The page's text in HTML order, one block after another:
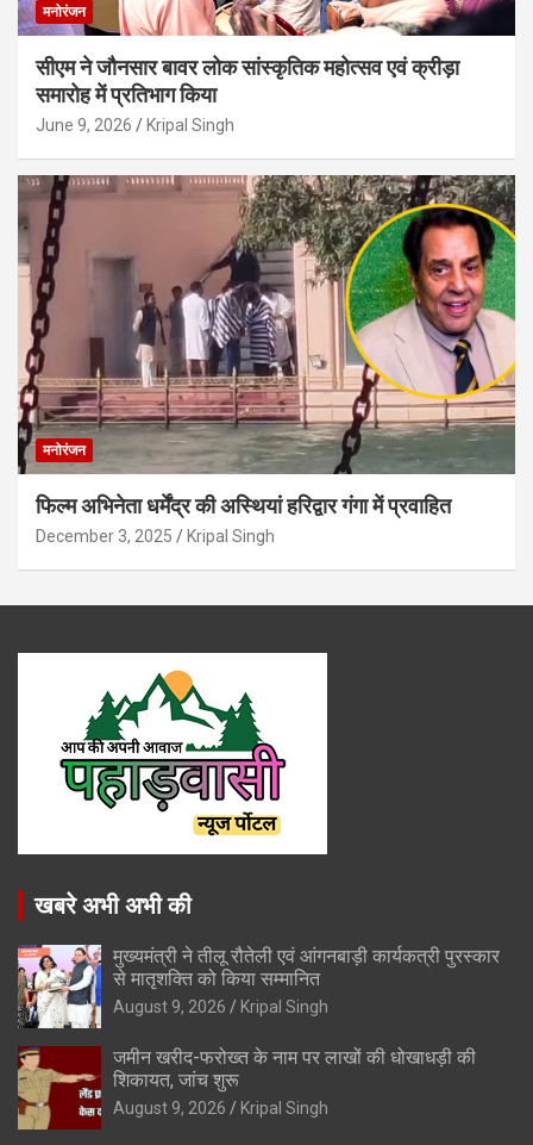
मनोरंजन
सीएम ने जौनसार बावर लोक सांस्कृतिक महोत्सव एवं क्रीड़ा
समारोह में प्रतिभाग किया
June 9, 2026 Kripal Singh
मनोरंजन
फिल्म अभिनेता धर्मेंद्र की अस्थियां हरिद्वार गंगा में प्रवाहित
December 3, 2025 Kripal Singh
खबरे अभी अभी की
मुख्यमंत्री ने तीलू रौतेली एवं आंगनबाड़ी कार्यकत्री पुरस्कार
से मातृशक्ति को किया सम्मानित
August 9, 2026 Kripal Singh
जमीन खरीद-फरोख्त के नाम पर लाखों की धोखाधड़ी की
शिकायत, जांच शुरू
August 9, 2026 Kripal Singh